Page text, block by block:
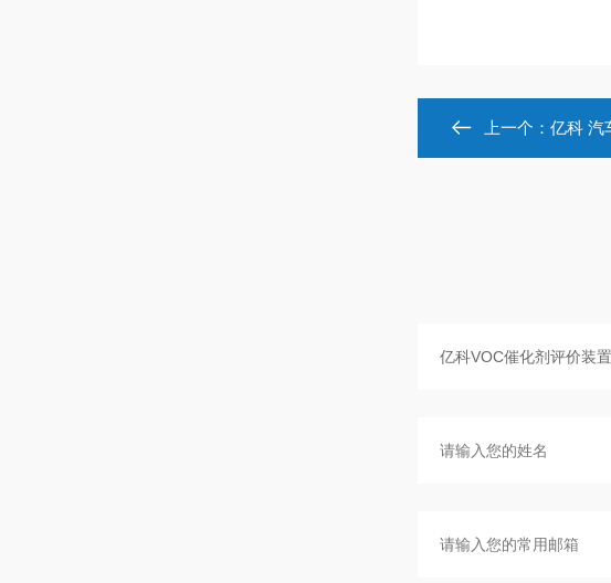
上一个： 亿科 汽